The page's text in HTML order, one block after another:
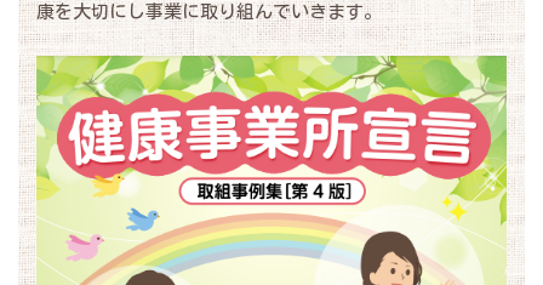
康を大切にし事業に取り組んでいきます。